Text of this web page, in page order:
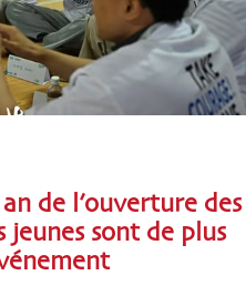
de l’ouverture des
jeunes sont de plus